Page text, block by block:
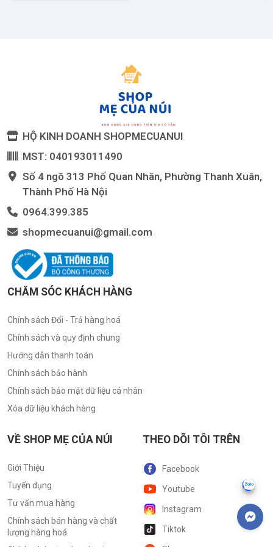
HỘ KINH DOANH SHOPMECUANUI
MST: 040193011490
Số 4 ngõ 313 Phố Quan Nhân, Phường Thanh Xuân,
Thành Phố Hà Nội
0964.399.385
shopmecuanui@gmail.com
CHĂM SÓC KHÁCH HÀNG
Chính sách Đổi - Trả hàng hoá
Chính sách và quy định chung
Hướng dẫn thanh toán
Chính sách bảo hành
Chính sách bảo mật dữ liệu cá nhân
Xóa dữ liệu khách hàng
VỀ SHOP MẸ CỦA NÚI
Giới Thiệu
Tuyển dụng
Tư vấn mua hàng
Chính sách bán hàng và chất
lượng hàng hoá
THEO DÕI TÔI TRÊN
Facebook
Youtube
Instagram
Tiktok